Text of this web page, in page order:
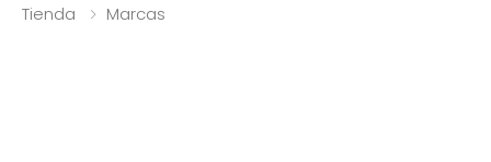
Tienda Marcas